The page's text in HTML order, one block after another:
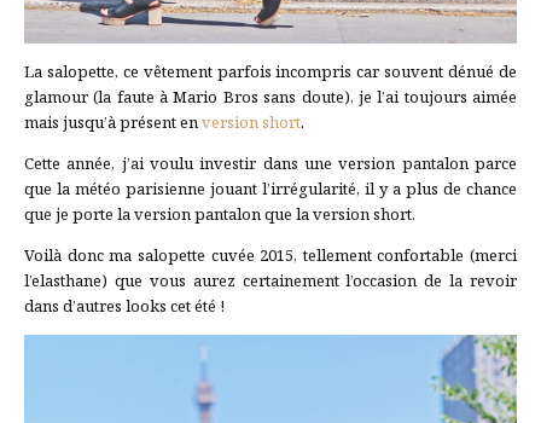
La salopette, ce vêtement parfois incompris car souvent dénué de
glamour (la faute à Mario Bros sans doute), je l’ai toujours aimée
mais jusqu’à présent enversion short.
Cette année, j’ai voulu investir dans une version pantalon parce
que la météo parisienne jouant l’irrégularité, il y a plus de chance
que je porte la version pantalon que la version short.
Voilà donc ma salopette cuvée 2015, tellement confortable (merci
l’elasthane) que vous aurez certainement l’occasion de la revoir
dans d’autres looks cet été !